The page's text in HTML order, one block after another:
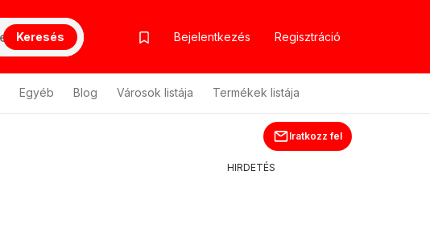
Keresés Bejelentkezés Regisztráció
Egyéb Blog Városok listája Termékek listája
Iratkozz fel
HIRDETÉS